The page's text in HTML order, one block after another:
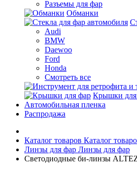
Разъемы для фар
Обманки
Audi
BMW
Daewoo
Ford
Honda
Смотреть все
Крышки
Автомобильная пленка
Распродажа
Каталог товаров Каталог
Линзы для фар Линзы для фар
Светодиодные би-линзы